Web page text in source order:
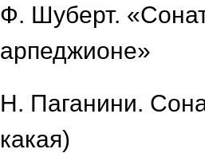
Ф. Шуберт.
арпеджионе»
Н. Паганини.
какая)